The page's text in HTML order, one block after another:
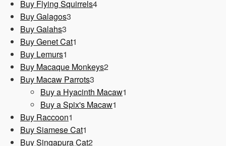
Buy Flying Squirrels44
Buy Galagos3
Buy Galahs3
Produkte
Buy Genet Cat1
Buy Lemurs1
Produkt
Buy Macaque Monkeys22
Buy Macaw Parrots3
Produkte
Buy a Hyacinth Macaw1
Buy a Spix's Macaw1
Buy Raccoon1
Produkt
Buy Siamese Cat1
Produkt
Buy Singapura Cat22